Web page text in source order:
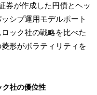
券が作成した円債とヘッ
シブ運用モデルポート
ック社の戦略を比べた
形がボラティリティを
ク社の優位性